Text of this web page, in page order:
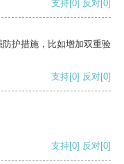
支持[0] 反对[0]
护措施，比如增加双重验
支持[0] 反对[0]
支持[0] 反对[0]